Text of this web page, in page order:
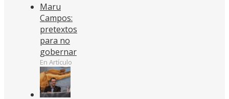
Maru
Campos:
pretextos
para no
gobernar
En Artículo